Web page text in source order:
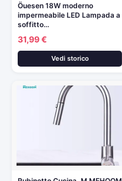
Öuesen 18W moderno
impermeabile LED Lampada a
soffitto…
31,99 €
Vedi storico